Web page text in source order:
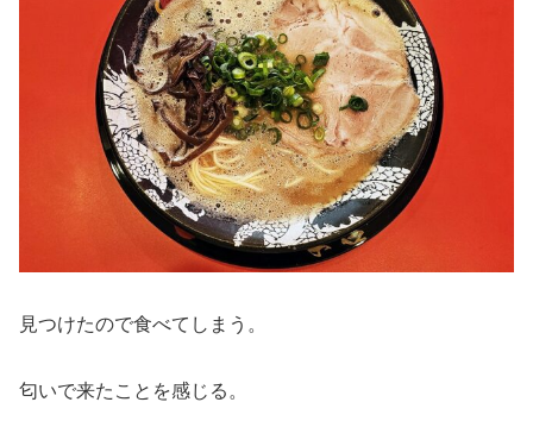
見つけたので食べてしまう。
匂いで来たことを感じる。